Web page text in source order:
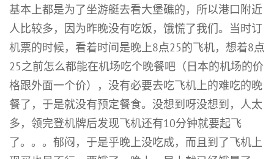
基本上都是为了坐游艇去看大堡礁的，所以港口附近
人比较多，因为昨晚没有吃饭，饿慌了我们。当时订
机票的时候，看着时间是晚上8点25的飞机，想着8点
25之前怎么都能在机场吃个晚餐吧（日本的机场的价
格跟外面一个价），没有必要去吃飞机上的难吃的晚
餐了，于是就没有预定餐食。没想到呀没想到，人太
多，领完登机牌后发现飞机还有10分钟就要起飞
了。。。郁闷，于是乎晚上没吃成，而且到了飞机上